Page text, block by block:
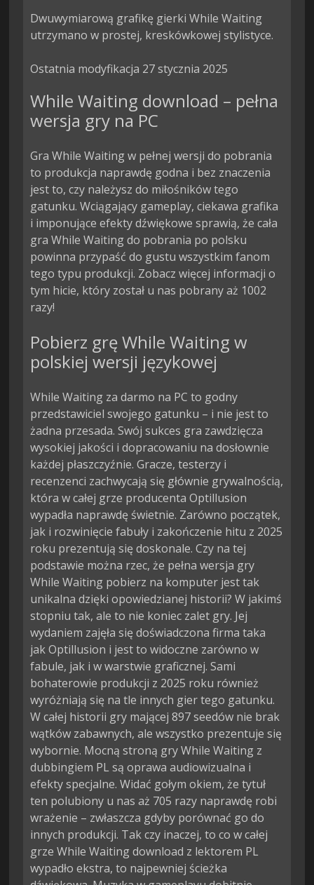
Dwuwymiarową grafikę gierki While Waiting
utrzymano w prostej, kreskówkowej stylistyce.
Ostatnia modyfikacja 27 stycznia 2025
While Waiting download – pełna
wersja gry na PC
Gra While Waiting w pełnej wersji do pobrania
to produkcja naprawdę godna i bez znaczenia
jest to, czy należysz do miłośników tego
gatunku. Wciągający gameplay, ciekawa grafika
i imponujące efekty dźwiękowe sprawią, że cała
gra While Waiting do pobrania po polsku
powinna przypaść do gustu wszystkim fanom
tego typu produkcji. Zobacz więcej informacji o
tym hicie, który został u nas pobrany aż 1002
razy!
Pobierz grę While Waiting w
polskiej wersji językowej
While Waiting za darmo na PC to godny
przedstawiciel swojego gatunku – i nie jest to
żadna przesada. Swój sukces gra zawdzięcza
wysokiej jakości i dopracowaniu na dosłownie
każdej płaszczyźnie. Gracze, testerzy i
recenzenci zachwycają się głównie grywalnością,
która w całej grze producenta Optillusion
wypadła naprawdę świetnie. Zarówno początek,
jak i rozwinięcie fabuły i zakończenie hitu z 2025
roku prezentują się doskonale. Czy na tej
podstawie można rzec, że pełna wersja gry
While Waiting pobierz na komputer jest tak
unikalna dzięki opowiedzianej historii? W jakimś
stopniu tak, ale to nie koniec zalet gry. Jej
wydaniem zajęła się doświadczona firma taka
jak Optillusion i jest to widoczne zarówno w
fabule, jak i w warstwie graficznej. Sami
bohaterowie produkcji z 2025 roku również
wyróżniają się na tle innych gier tego gatunku.
W całej historii gry mającej 897 seedów nie brak
wątków zabawnych, ale wszystko prezentuje się
wybornie. Mocną stroną gry While Waiting z
dubbingiem PL są oprawa audiowizualna i
efekty specjalne. Widać gołym okiem, że tytuł
ten polubiony u nas aż 705 razy naprawdę robi
wrażenie – zwłaszcza gdyby porównać go do
innych produkcji. Tak czy inaczej, to co w całej
grze While Waiting download z lektorem PL
wypadło ekstra, to najpewniej ścieżka